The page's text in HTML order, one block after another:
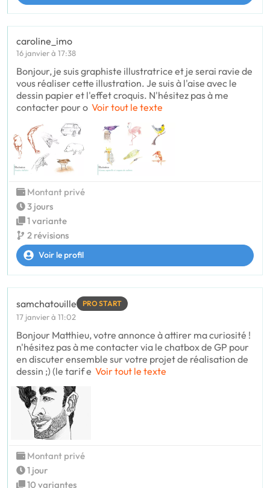
caroline_imo
16 janvier à 17:38
Bonjour, je suis graphiste illustratrice et je serai ravie de
vous réaliser cette illustration. Je suis à l'aise avec le
dessin papier et l'effet croquis. N'hésitez pas à me
contacter pour o Voir tout le texte
Montant privé
3 jours
1 variante
2 révisions
Voir le profil
samchatouille PRO START
17 janvier à 11:02
Bonjour Matthieu, votre annonce à attirer ma curiosité !
n'hésitez pas à me contacter via le chatbox de GP pour
en discuter ensemble sur votre projet de réalisation de
dessin ;) (le tarif e Voir tout le texte
Montant privé
1 jour
10 variantes